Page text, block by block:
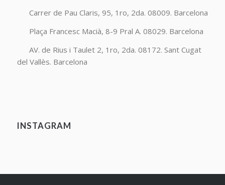
Carrer de Pau Claris, 95, 1ro, 2da. 08009. Barcelona
Plaça Francesc Macià, 8-9 Pral A. 08029. Barcelona
AV. de Rius i Taulet 2, 1ro, 2da. 08172. Sant Cugat
del Vallès. Barcelona
INSTAGRAM